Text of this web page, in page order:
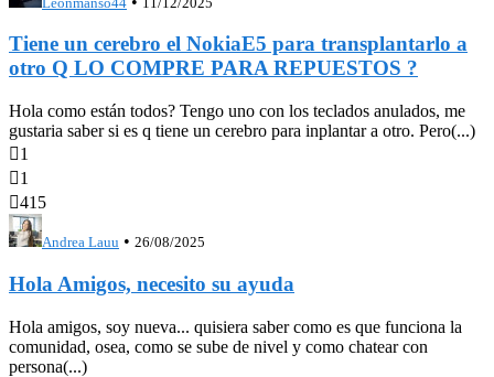
Tiene un cerebro el NokiaE5 para transplantarlo a
otro Q LO COMPRE PARA REPUESTOS ?
Hola como están todos? Tengo uno con los teclados anulados, me
gustaria saber si es q tiene un cerebro para inplantar a otro. Pero(...)
1
1
415
Andrea Lauu • 26/08/2025
Hola Amigos, necesito su ayuda
Hola amigos, soy nueva... quisiera saber como es que funciona la
comunidad, osea, como se sube de nivel y como chatear con
persona(...)